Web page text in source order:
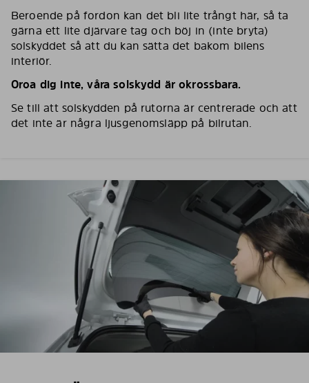
Beroende på fordon kan det bli lite trångt här, så ta
gärna ett lite djärvare tag och böj in (inte bryta)
solskyddet så att du kan sätta det bakom bilens
interiör.
Oroa dig inte, våra solskydd är okrossbara.
Se till att solskydden på rutorna är centrerade och att
det inte är några ljusgenomsläpp på bilrutan.